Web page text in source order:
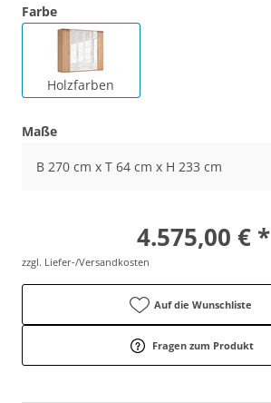
Farbe
Holzfarben
Maße
B 270 cm x T 64 cm x H 233 cm
4.575,00 € *
zzgl. Liefer-/Versandkosten
Auf die Wunschliste
Fragen zum Produkt